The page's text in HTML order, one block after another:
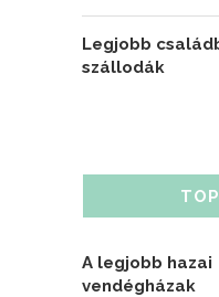
Legjobb
szállodák
A legjobb hazai
vendégházak